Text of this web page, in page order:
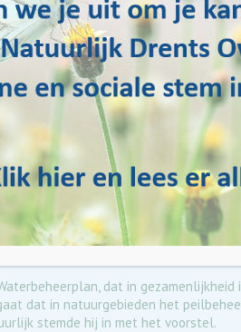
heeft de normen van de
om veiligheid, maar om
beschermingsniveaus
en dorpen dan voor
gebied de norm bepaald op het
peilvak het meest voorkomt.
dat in gezamenlijkheid
dat in natuurgebieden het
stemde hij in met het voorstel.